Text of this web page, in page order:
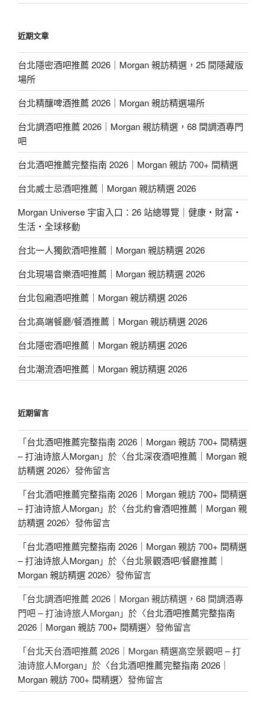
近期文章
台北隱密酒吧推薦 2026｜Morgan 親訪精選，25 間隱藏版
場所
台北精釀啤酒推薦 2026｜Morgan 親訪精選場所
台北調酒吧推薦 2026｜Morgan 親訪精選，68 間調酒專門
吧
台北酒吧推薦完整指南 2026｜Morgan 親訪 700+ 間精選
台北威士忌酒吧推薦｜Morgan 親訪精選 2026
Morgan Universe 宇宙入口：26 站總導覽｜健康・財富・
生活・全球移動
台北一人獨飲酒吧推薦｜Morgan 親訪精選 2026
台北現場音樂酒吧推薦｜Morgan 親訪精選 2026
台北包廂酒吧推薦｜Morgan 親訪精選 2026
台北高端餐廳/餐酒推薦｜Morgan 親訪精選 2026
台北隱密酒吧推薦｜Morgan 親訪精選 2026
台北潮流酒吧推薦｜Morgan 親訪精選 2026
近期留言
「台北酒吧推薦完整指南 2026｜Morgan 親訪 700+ 間精選
– 打油诗旅人Morgan」於〈台北深夜酒吧推薦｜Morgan 親
訪精選 2026〉發佈留言
「台北酒吧推薦完整指南 2026｜Morgan 親訪 700+ 間精選
– 打油诗旅人Morgan」於〈台北約會酒吧推薦｜Morgan 親
訪精選 2026〉發佈留言
「台北酒吧推薦完整指南 2026｜Morgan 親訪 700+ 間精選
– 打油诗旅人Morgan」於〈台北景觀酒吧/餐廳推薦｜
Morgan 親訪精選 2026〉發佈留言
「台北調酒吧推薦 2026｜Morgan 親訪精選，68 間調酒專
門吧 – 打油诗旅人Morgan」於〈台北酒吧推薦完整指南
2026｜Morgan 親訪 700+ 間精選〉發佈留言
「台北天台酒吧推薦 2026｜Morgan 精選高空景觀吧 – 打
油诗旅人Morgan」於〈台北酒吧推薦完整指南 2026｜
Morgan 親訪 700+ 間精選〉發佈留言